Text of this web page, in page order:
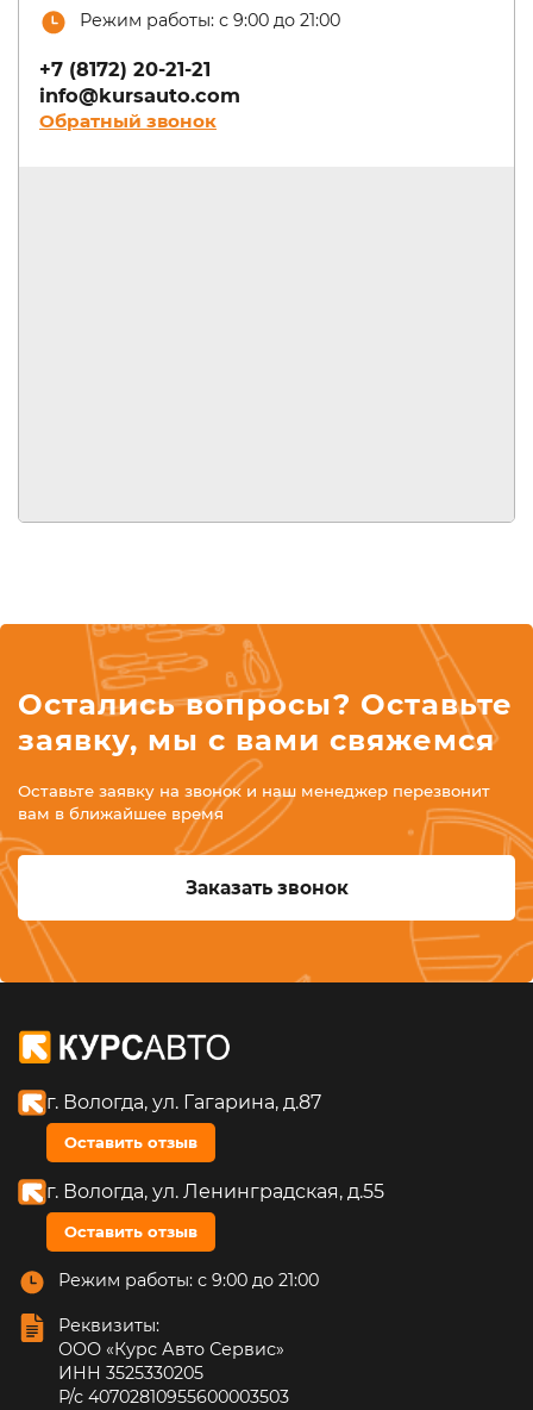
Режим работы: с 9:00 до 21:00
+7 (8172) 20-21-21
info@kursauto.com
Обратный звонок
Остались вопросы? Оставьте
заявку, мы с вами свяжемся
Оставьте заявку на звонок и наш менеджер перезвонит
вам в ближайшее время
Заказать звонок
г. Вологда, ул. Гагарина, д.87
Оставить отзыв
г. Вологда, ул. Ленинградская, д.55
Оставить отзыв
Режим работы: с 9:00 до 21:00
Реквизиты:
ООО «Курс Авто Сервис»
ИНН 3525330205
Р/с 40702810955600003503